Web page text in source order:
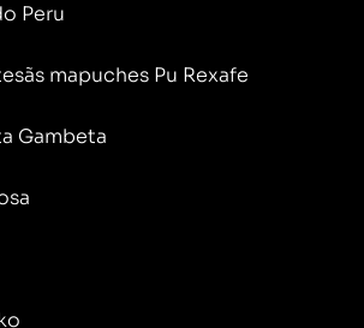
Peru
mapuches Pu Rexafe
Gambeta